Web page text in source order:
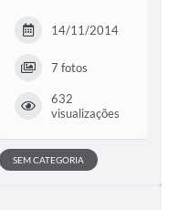
14/11/2014
7 fotos
632
visualizações
SEM CATEGORIA